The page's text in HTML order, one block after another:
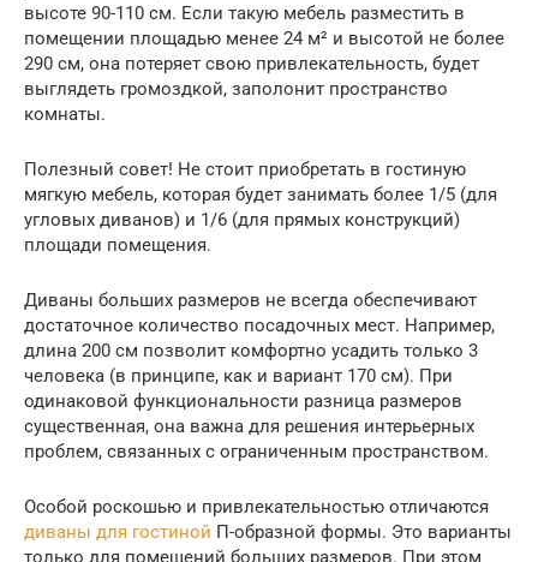
высоте 90-110 см. Если такую мебель разместить в
помещении площадью менее 24 м² и высотой не более
290 см, она потеряет свою привлекательность, будет
выглядеть громоздкой, заполонит пространство
комнаты.
Полезный совет! Не стоит приобретать в гостиную
мягкую мебель, которая будет занимать более 1/5 (для
угловых диванов) и 1/6 (для прямых конструкций)
площади помещения.
Диваны больших размеров не всегда обеспечивают
достаточное количество посадочных мест. Например,
длина 200 см позволит комфортно усадить только 3
человека (в принципе, как и вариант 170 см). При
одинаковой функциональности разница размеров
существенная, она важна для решения интерьерных
проблем, связанных с ограниченным пространством.
Особой роскошью и привлекательностью отличаются
диваны для гостиной П-образной формы. Это варианты
только для помещений больших размеров. При этом